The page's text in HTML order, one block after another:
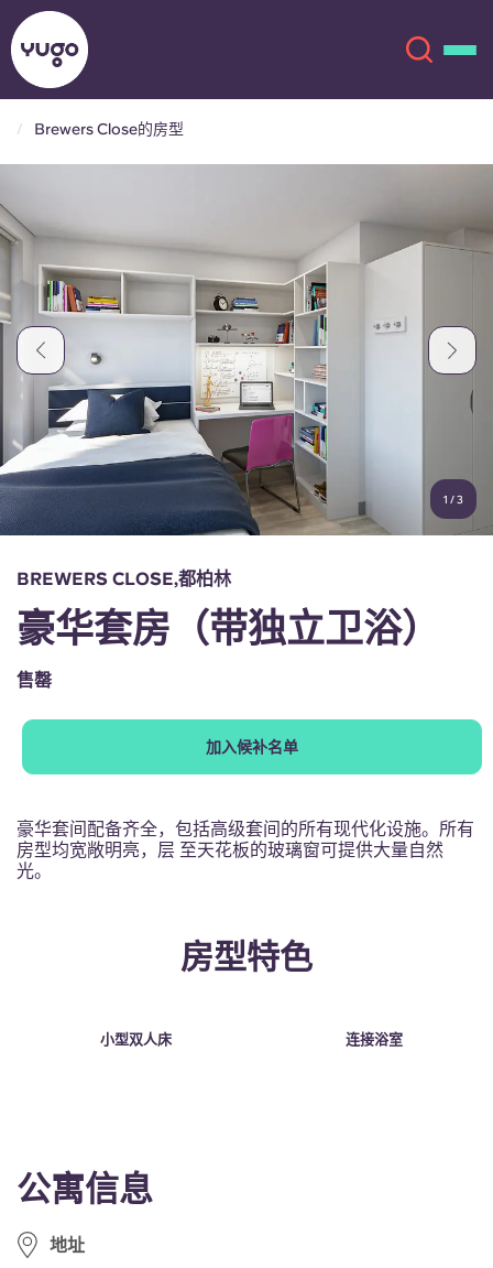
地点
更多
账户
English (GB)
English (US)
Chinese
Català
French
选择一个国家
立即预订
Chinese Español
Deutsch
Italian French
Portuguese
Brewers Close的房型
1 /3
公寓信息
地址
BREWERS CLOSE,都柏林
豪华套房（带独立卫浴）
售罄
加入候补名单
豪华套间配备齐全，包括高级套间的所有现代化设施。所有
房型均宽敞明亮，层 至天花板的玻璃窗可提供大量自然
光。
房型特色
小型双人床 连接浴室